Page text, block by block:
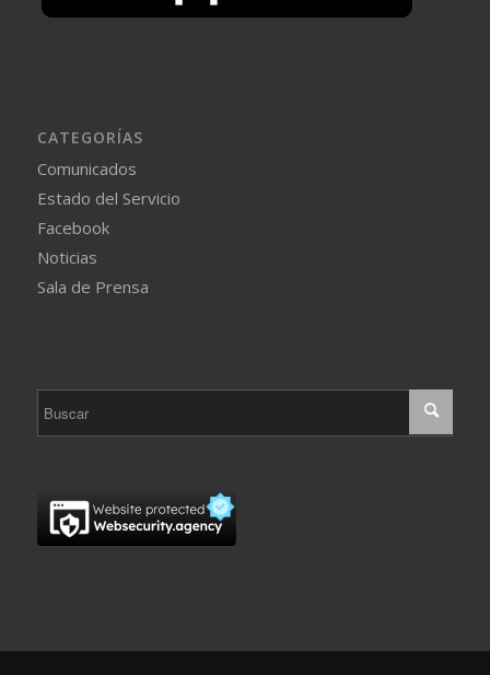
CATEGORÍAS
Comunicados
Estado del Servicio
Facebook
Noticias
Sala de Prensa